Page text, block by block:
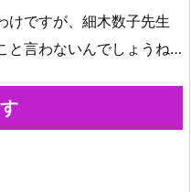
けですが、細木数子先生
と言わないんでしょうね…